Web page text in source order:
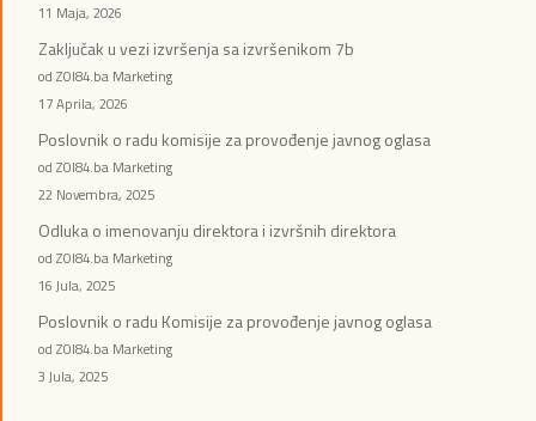
11 Maja, 2026
Zaključak u vezi izvršenja sa izvršenikom 7b
od ZOI84.ba Marketing
17 Aprila, 2026
Poslovnik o radu komisije za provođenje javnog oglasa
od ZOI84.ba Marketing
22 Novembra, 2025
Odluka o imenovanju direktora i izvršnih direktora
od ZOI84.ba Marketing
16 Jula, 2025
Poslovnik o radu Komisije za provođenje javnog oglasa
od ZOI84.ba Marketing
3 Jula, 2025